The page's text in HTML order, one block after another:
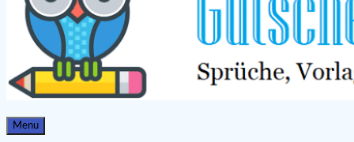
Gutscheinspruch.de
Gutscheinsprüche & Gutscheinvorlagen finden
Menu